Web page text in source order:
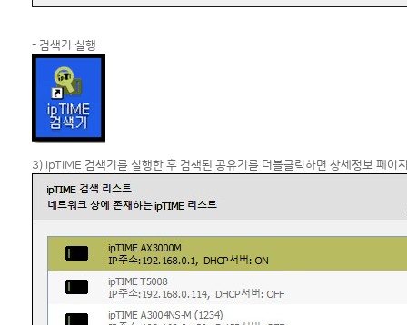
- 검색기 실행
3) ipTIME 검색기를 실행한 후 검색된 공유기를 더블클릭하면 상세정보 페이